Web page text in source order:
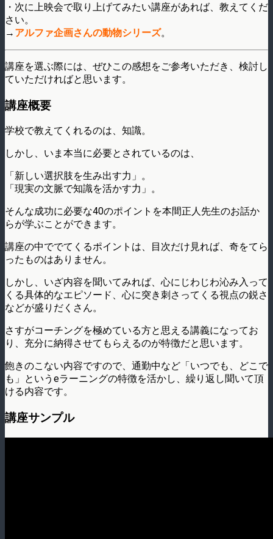
・次に上映会で取り上げてみたい講座があれば、教えてくだ
さい。
→ アルファ企画さんの動物シリーズ。
講座を選ぶ際には、ぜひこの感想をご参考いただき、検討し
ていただければと思います。
講座概要
学校で教えてくれるのは、知識。
しかし、いま本当に必要とされているのは、
「新しい選択肢を生み出す力」。
「現実の文脈で知識を活かす力」。
そんな成功に必要な40のポイントを本間正人先生のお話か
らが学ぶことができます。
講座の中ででてくるポイントは、目次だけ見れば、奇をてら
ったものはありません。
しかし、いざ内容を聞いてみれば、心にじわじわ沁み入って
くる具体的なエピソード、心に突き刺さってくる視点の鋭さ
などが盛りだくさん。
さすがコーチングを極めている方と思える講義になってお
り、充分に納得させてもらえるのが特徴だと思います。
飽きのこない内容ですので、通勤中など「いつでも、どこで
も」というeラーニングの特徴を活かし、繰り返し聞いて頂
ける内容です。
講座サンプル